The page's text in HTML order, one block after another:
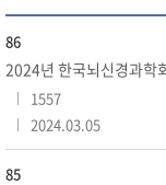
86
2024년 한국뇌신경과학
1557
2024.03.05
85